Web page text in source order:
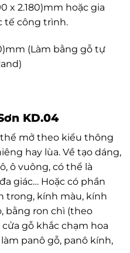
x 2.180)mm hoặc gia
tế công trình.
(Làm bằng gỗ tự
KD.04
thể mở theo kiểu thông
hay lùa. Về tạo dáng,
ô vuông, có thể là
giác… Hoặc có phần
trong, kính màu, kính
bằng ron chì (theo
gỗ khắc chạm hoa
panô gỗ, panô kính,